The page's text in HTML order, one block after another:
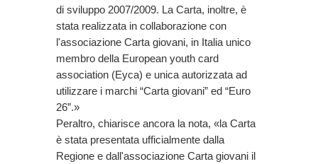
di sviluppo 2007/2009. La Carta, inoltre, è
stata realizzata in collaborazione con
l'associazione Carta giovani, in Italia unico
membro della European youth card
association (Eyca) e unica autorizzata ad
utilizzare i marchi “Carta giovani” ed “Euro
26”.»
Peraltro, chiarisce ancora la nota, «la Carta
è stata presentata ufficialmente dalla
Regione e dall'associazione Carta giovani il